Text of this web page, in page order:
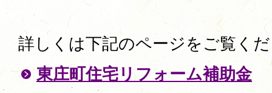
詳しくは下記のページをご覧く
東庄町住宅リフォーム補助金